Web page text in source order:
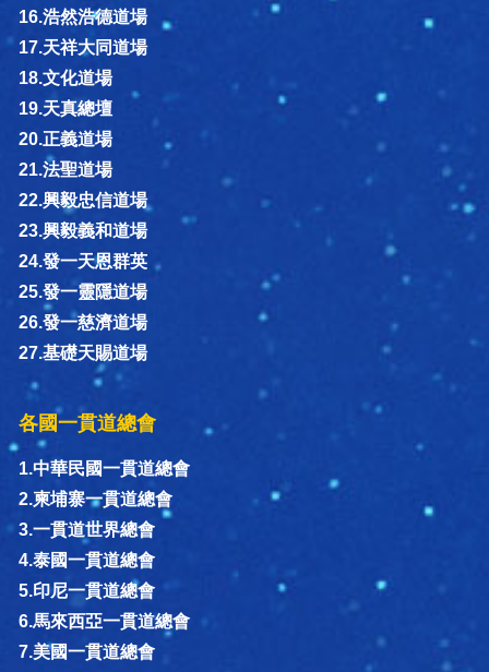
16.浩然浩德道場
17.天祥大同道場
18.文化道場
19.天真總壇
20.正義道場
21.法聖道場
22.興毅忠信道場
23.興毅義和道場
24.發一天恩群英
25.發一靈隱道場
26.發一慈濟道場
27.基礎天賜道場
各國一貫道總會
1.中華民國一貫道總會
2.柬埔寨一貫道總會
3.一貫道世界總會
4.泰國一貫道總會
5.印尼一貫道總會
6.馬來西亞一貫道總會
7.美國一貫道總會